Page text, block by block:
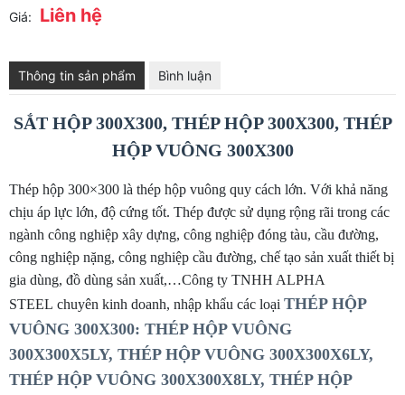
Giá: Liên hệ
Thông tin sản phẩm Bình luận
SẮT HỘP 300X300, THÉP HỘP 300X300, THÉP
HỘP VUÔNG 300X300
Thép hộp 300×300 là thép hộp vuông quy cách lớn. Với khả năng
chịu áp lực lớn, độ cứng tốt. Thép được sử dụng rộng rãi trong các
ngành công nghiệp xây dựng, công nghiệp đóng tàu, cầu đường,
công nghiệp nặng, công nghiệp cầu đường, chế tạo sản xuất thiết bị
gia dùng, đồ dùng sản xuất,…Công ty TNHH ALPHA
STEEL chuyên kinh doanh, nhập khẩu các loại THÉP HỘP
VUÔNG 300X300: THÉP HỘP VUÔNG
300X300X5LY, THÉP HỘP VUÔNG 300X300X6LY,
THÉP HỘP VUÔNG 300X300X8LY, THÉP HỘP